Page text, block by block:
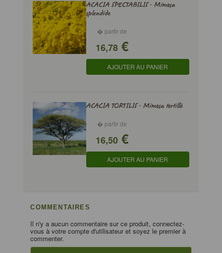
ACACIA SPECTABILIS - Mimosa
splendide
� partir de
16,78€
AJOUTER AU PANIER
ACACIA TORTILIS - Mimosa tortillé
� partir de
16,50€
AJOUTER AU PANIER
COMMENTAIRES
Il n'y a aucun commentaire sur ce produit, connectez-
vous à votre compte d'utilisateur et soyez le premier à
commenter.